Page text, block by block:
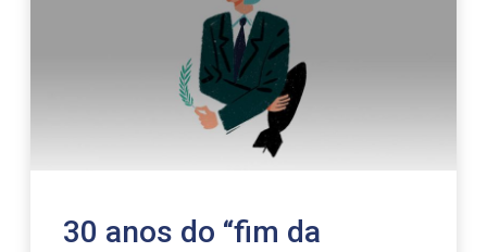
30 anos do “fim da